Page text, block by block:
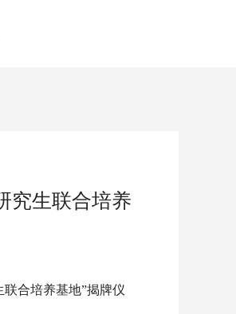
究生联合培养
合培养基地”揭牌仪